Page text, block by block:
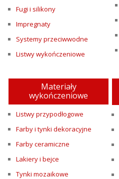
Fugi i silikony
Impregnaty
Systemy przeciwwodne
Listwy wykończeniowe
Materiały
wykończeniowe
Listwy przypodłogowe
Farby i tynki dekoracyjne
Farby ceramiczne
Lakiery i bejce
Tynki mozaikowe